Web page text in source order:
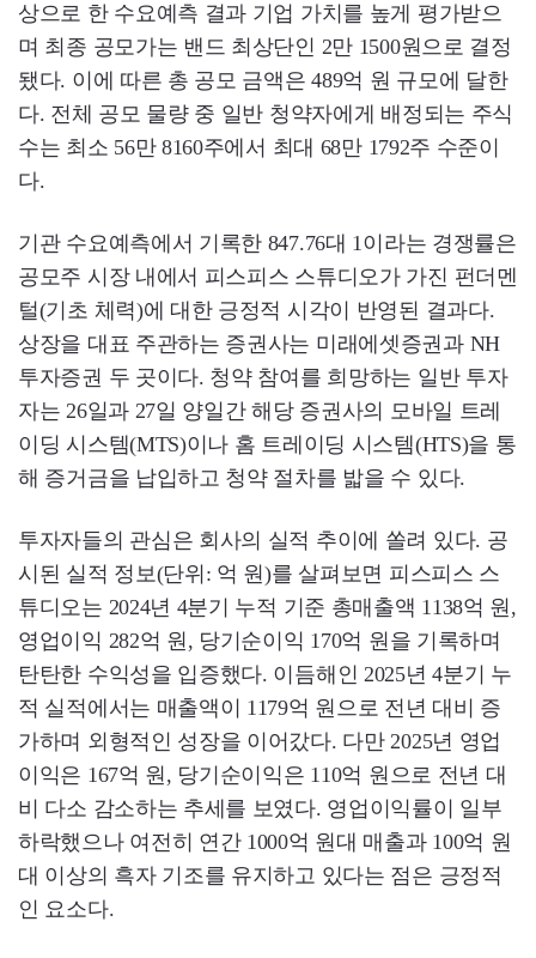
상으로 한 수요예측 결과 기업 가치를 높게 평가받으
며 최종 공모가는 밴드 최상단인 2만 1500원으로 결정
됐다. 이에 따른 총 공모 금액은 489억 원 규모에 달한
다. 전체 공모 물량 중 일반 청약자에게 배정되는 주식
수는 최소 56만 8160주에서 최대 68만 1792주 수준이
다.
기관 수요예측에서 기록한 847.76대 1이라는 경쟁률은
공모주 시장 내에서 피스피스 스튜디오가 가진 펀더멘
털(기초 체력)에 대한 긍정적 시각이 반영된 결과다.
상장을 대표 주관하는 증권사는 미래에셋증권과 NH
투자증권 두 곳이다. 청약 참여를 희망하는 일반 투자
자는 26일과 27일 양일간 해당 증권사의 모바일 트레
이딩 시스템(MTS)이나 홈 트레이딩 시스템(HTS)을 통
해 증거금을 납입하고 청약 절차를 밟을 수 있다.
투자자들의 관심은 회사의 실적 추이에 쏠려 있다. 공
시된 실적 정보(단위: 억 원)를 살펴보면 피스피스 스
튜디오는 2024년 4분기 누적 기준 총매출액 1138억 원,
영업이익 282억 원, 당기순이익 170억 원을 기록하며
탄탄한 수익성을 입증했다. 이듬해인 2025년 4분기 누
적 실적에서는 매출액이 1179억 원으로 전년 대비 증
가하며 외형적인 성장을 이어갔다. 다만 2025년 영업
이익은 167억 원, 당기순이익은 110억 원으로 전년 대
비 다소 감소하는 추세를 보였다. 영업이익률이 일부
하락했으나 여전히 연간 1000억 원대 매출과 100억 원
대 이상의 흑자 기조를 유지하고 있다는 점은 긍정적
인 요소다.